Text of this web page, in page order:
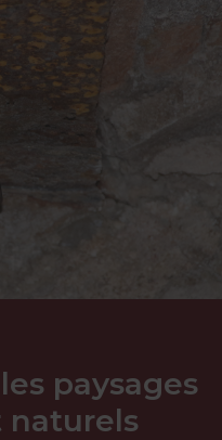
paysages
naturels